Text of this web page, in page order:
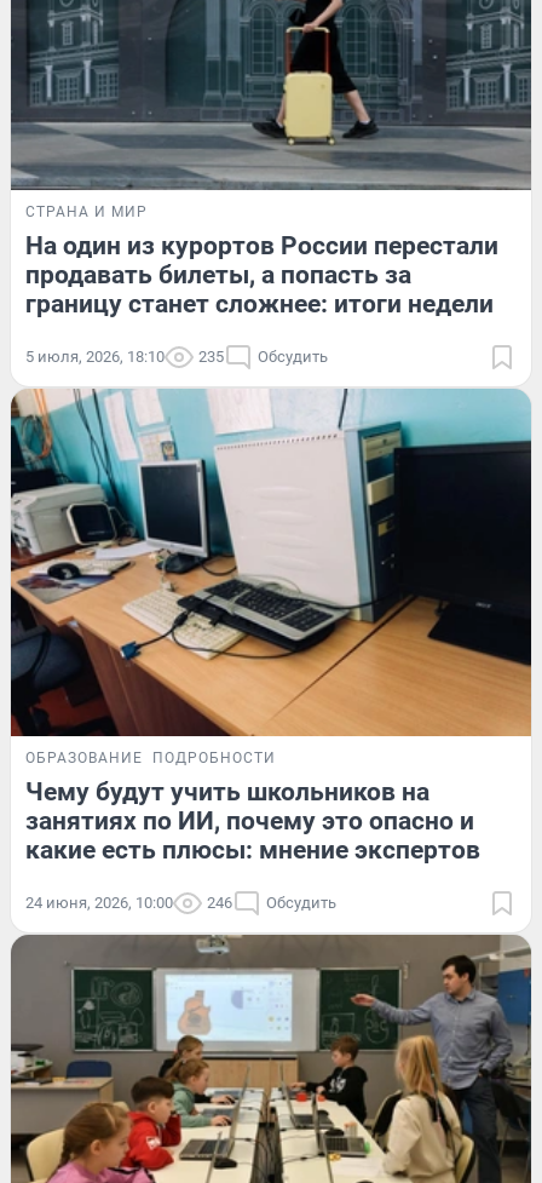
СТРАНА И МИР
На один из курортов России перестали
продавать билеты, а попасть за
границу станет сложнее: итоги недели
5 июля, 2026, 18:10 235 Обсудить
ОБРАЗОВАНИЕ ПОДРОБНОСТИ
Чему будут учить школьников на
занятиях по ИИ, почему это опасно и
какие есть плюсы: мнение экспертов
24 июня, 2026, 10:00 246 Обсудить